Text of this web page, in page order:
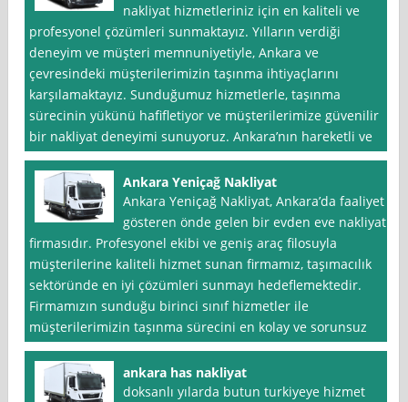
nakliyat hizmetleriniz için en kaliteli ve
profesyonel çözümleri sunmaktayız. Yılların verdiği
deneyim ve müşteri memnuniyetiyle, Ankara ve
çevresindeki müşterilerimizin taşınma ihtiyaçlarını
karşılamaktayız. Sunduğumuz hizmetlerle, taşınma
sürecinin yükünü hafifletiyor ve müşterilerimize güvenilir
bir nakliyat deneyimi sunuyoruz. Ankara’nın hareketli ve
Ankara Yeniçağ Nakliyat
Ankara Yeniçağ Nakliyat, Ankara’da faaliyet
gösteren önde gelen bir evden eve nakliyat
firmasıdır. Profesyonel ekibi ve geniş araç filosuyla
müşterilerine kaliteli hizmet sunan firmamız, taşımacılık
sektöründe en iyi çözümleri sunmayı hedeflemektedir.
Firmamızın sunduğu birinci sınıf hizmetler ile
müşterilerimizin taşınma sürecini en kolay ve sorunsuz
ankara has nakliyat
doksanlı yılarda butun turkiyeye hizmet